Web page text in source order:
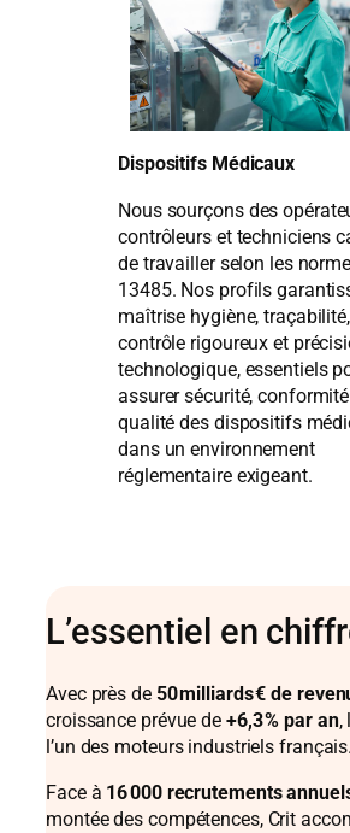
Dispositifs Médicaux
Nous sourçons des
contrôleurs et techniciens
de travailler selon les
13485. Nos profils
maîtrise hygiène, traçabilité,
contrôle rigoureux et
technologique, essentiels
assurer sécurité,
qualité des dispositifs
dans un environnement
réglementaire exigeant.
L’essentiel en
Avec près de 50 milliards € de
croissance prévue de +6,3 % par an,
l’un des moteurs industriels français.
Face à 16 000 recrutements
montée des compétences, Crit